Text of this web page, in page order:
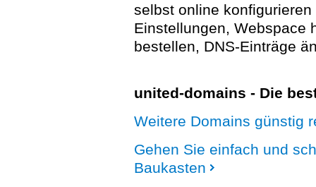
selbst online
Einstellungen, Webspace
bestellen, DNS-Einträge
united-domains - Die
Weitere Domains günstig
Gehen Sie einfach und
Baukasten